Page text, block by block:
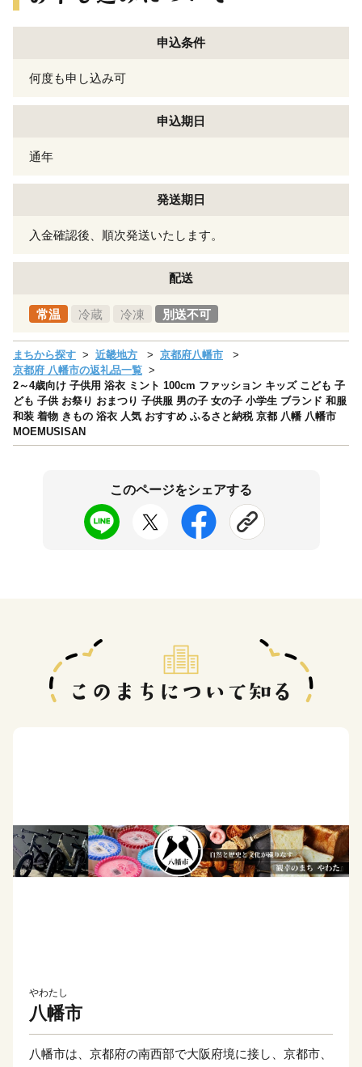
申込条件
何度も申し込み可
申込期日
通年
発送期日
入金確認後、順次発送いたします。
配送
常温 冷蔵 冷凍 別送不可
まちから探す 近畿地方
京都府八幡市
京都府 八幡市の返礼品一覧
2～4歳向け 子供用 浴衣 ミント 100cm ファッション キッズ こども 子
ども 子供 お祭り おまつり 子供服 男の子 女の子 小学生 ブランド 和服
和装 着物 きもの 浴衣 人気 おすすめ ふるさと納税 京都 八幡 八幡市
MOEMUSISAN
このページをシェアする
やわたし
八幡市
八幡市は、京都府の南西部で大阪府境に接し、京都市、